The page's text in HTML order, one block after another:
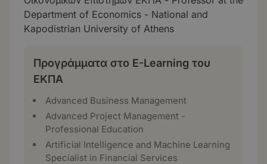
Department of Economics - National and
Kapodistrian University of Athens
Προγράμματα στο E-Learning του
ΕΚΠΑ
Advanced Business Management
Advanced Project Management -
Professional Education
Artificial Intelligence and Machine Learning
Specialist in Financial Services